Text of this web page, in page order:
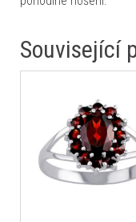
Související